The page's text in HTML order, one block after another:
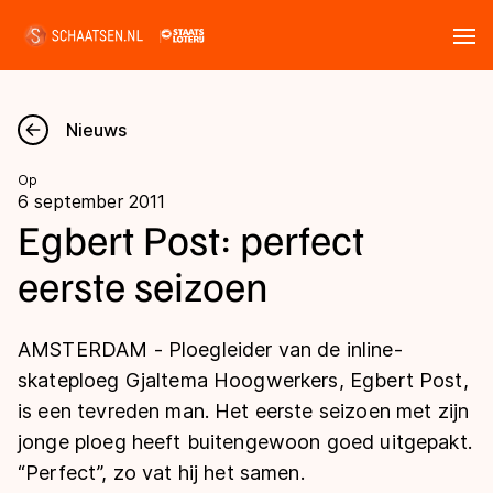
Nieuws
Kalender
Disciplines
Langebaan
Shorttrack
Inlineskaten
Uitslagen
Langebaan
Shorttrack
Marathon
Tijden & historie
Ranglijsten Langebaan
Nieuws
Op
6 september 2011
Egbert Post: perfect
eerste seizoen
AMSTERDAM - Ploegleider van de inline-
skateploeg Gjaltema Hoogwerkers, Egbert Post,
is een tevreden man. Het eerste seizoen met zijn
jonge ploeg heeft buitengewoon goed uitgepakt.
“Perfect”, zo vat hij het samen.